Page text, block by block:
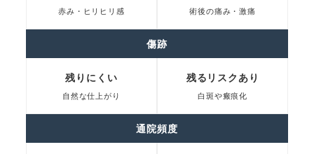
赤み・ヒリヒリ感 術後の痛み・激痛
傷跡
残りにくい
自然な仕上がり
残るリスクあり
白斑や瘢痕化
通院頻度